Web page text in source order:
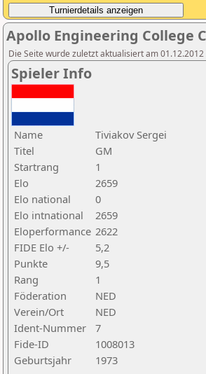
Apollo Engineering College
Die Seite wurde zuletzt aktualisiert am
Spieler Info
Name
Tiviakov Sergei
Titel
GM
Startrang
1
Elo
2659
Elo national
0
Elo intnational
2659
Eloperformance 2622
FIDE Elo +/-
5,2
Punkte
9,5
Rang
1
Föderation
NED
Verein/Ort
NED
Ident-Nummer
7
Fide-ID
1008013
Geburtsjahr
1973